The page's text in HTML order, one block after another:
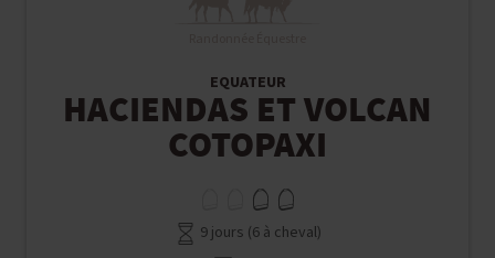
HACIENDAS ET VOLCAN
COTOPAXI
9 jours (6 à cheval)
1 950 €